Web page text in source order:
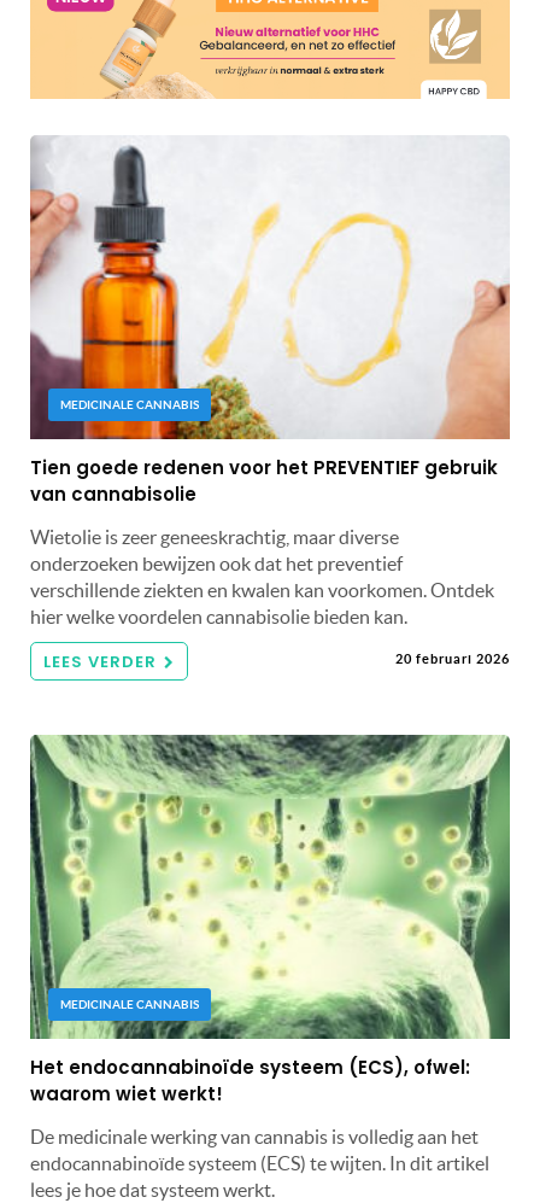
MEDICINALE CANNABIS
Tien goede redenen voor het PREVENTIEF gebruik
van cannabisolie
Wietolie is zeer geneeskrachtig, maar diverse
onderzoeken bewijzen ook dat het preventief
verschillende ziekten en kwalen kan voorkomen. Ontdek
hier welke voordelen cannabisolie bieden kan.
LEES VERDER 20 februari 2026
MEDICINALE CANNABIS
Het endocannabinoïde systeem (ECS), ofwel:
waarom wiet werkt!
De medicinale werking van cannabis is volledig aan het
endocannabinoïde systeem (ECS) te wijten. In dit artikel
lees je hoe dat systeem werkt.